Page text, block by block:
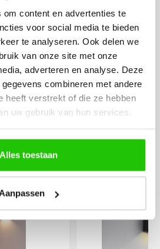
om content en advertenties te
voor social media te bieden
te analyseren. Ook delen we
van onze site met onze
adverteren en analyse. Deze
combineren met andere
heeft verstrekt of die ze hebben
uw gebruik van hun services.
Alles toestaan
deze serie